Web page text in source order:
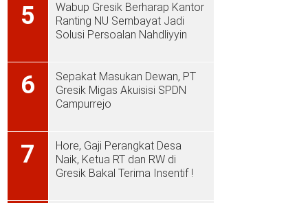
5
Wabup Gresik Berharap Kantor
Ranting NU Sembayat Jadi
Solusi Persoalan Nahdliyyin
6
Sepakat Masukan Dewan, PT
Gresik Migas Akuisisi SPDN
Campurrejo
7
Hore, Gaji Perangkat Desa
Naik, Ketua RT dan RW di
Gresik Bakal Terima Insentif !